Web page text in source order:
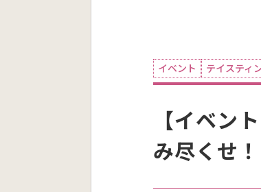
イベント テイスティ
【イベン
み尽くせ！